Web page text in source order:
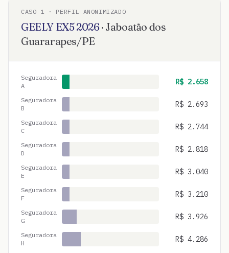
CASO 1 · PERFIL ANONIMIZADO
GEELY EX52026· Jaboatão dos
Guararapes/PE
Seguradora
A
R$ 2.658
Seguradora
B
R$ 2.693
Seguradora
C
R$ 2.744
Seguradora
D
R$ 2.818
Seguradora
E
R$ 3.040
Seguradora
F
R$ 3.210
Seguradora
G
R$ 3.926
Seguradora
H
R$ 4.286